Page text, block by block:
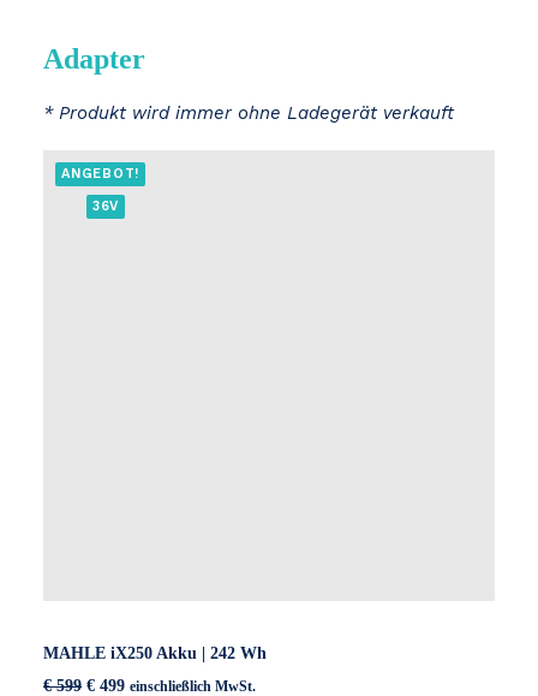
Adapter
* Produkt wird immer ohne Ladegerät verkauft
36V
ANGEBOT!
MAHLE iX250 Akku | 242 Wh
€599 Ursprünglicher
€ 499Aktueller
einschließlich MwSt.